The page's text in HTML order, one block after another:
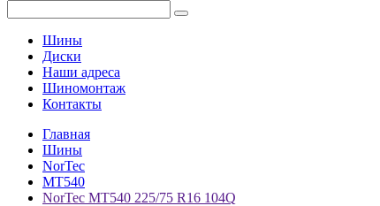
Шины
Диски
Наши адреса
Шиномонтаж
Контакты
Главная
Шины
NorTec
MT540
NorTec MT540 225/75 R16 104Q